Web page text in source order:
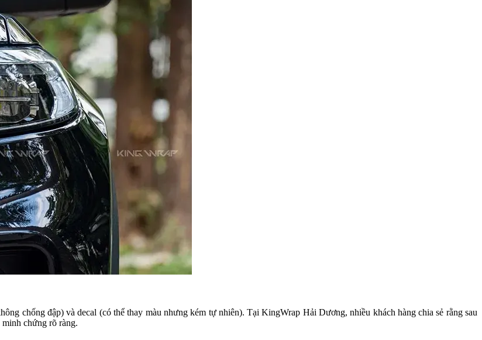
chống đập) và decal (có thể thay màu nhưng kém tự nhiên). Tại KingWrap Hải Dương, nhiều khách hàng chia sẻ rằng sau
chứng rõ ràng.